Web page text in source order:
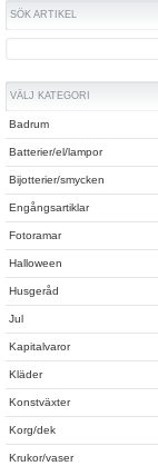
SÖK ARTIKEL
VÄLJ KATEGORI
Badrum
Batterier/el/lampor
Bijotterier/smycken
Engångsartiklar
Fotoramar
Halloween
Husgeråd
Jul
Kapitalvaror
Kläder
Konstväxter
Korg/dek
Krukor/vaser